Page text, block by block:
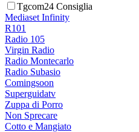
Tgcom24 Consiglia
Mediaset Infinity
R101
Radio 105
Virgin Radio
Radio Montecarlo
Radio Subasio
Comingsoon
Superguidatv
Zuppa di Porro
Non Sprecare
Cotto e Mangiato